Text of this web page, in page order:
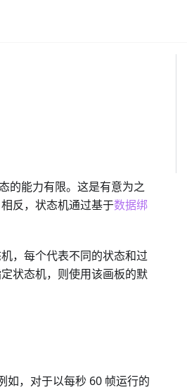
的能力有限。这是有意为之
反，状态机通过基于数据绑
，每个代表不同的状态和过
状态机，则使用该画板的默
如，对于以每秒 60 帧运行的